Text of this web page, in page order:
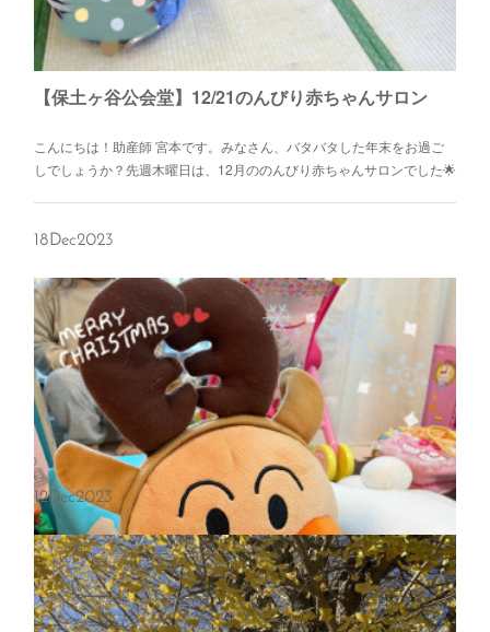
【保土ヶ谷公会堂】12/21のんびり赤ちゃんサロン
こんにちは！助産師 宮本です。みなさん、バタバタした年末をお過ご
しでしょうか？先週木曜日は、12月ののんびり赤ちゃんサロンでした🌟
18Dec2023
12Dec2023